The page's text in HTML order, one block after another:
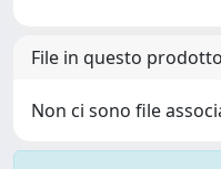
File in questo
Non ci sono file